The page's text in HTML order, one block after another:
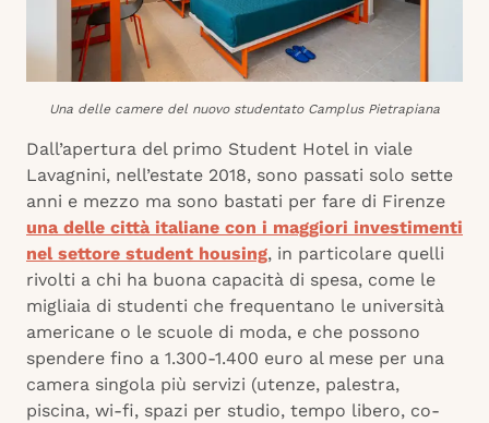
Una delle camere del nuovo studentato Camplus Pietrapiana
Dall’apertura del primo Student Hotel in viale
Lavagnini, nell’estate 2018, sono passati solo sette
anni e mezzo ma sono bastati per fare di Firenze
una delle città italiane con i maggiori investimenti
nel settore student housing, in particolare quelli
rivolti a chi ha buona capacità di spesa, come le
migliaia di studenti che frequentano le università
americane o le scuole di moda, e che possono
spendere fino a 1.300-1.400 euro al mese per una
camera singola più servizi (utenze, palestra,
piscina, wi-fi, spazi per studio, tempo libero, co-